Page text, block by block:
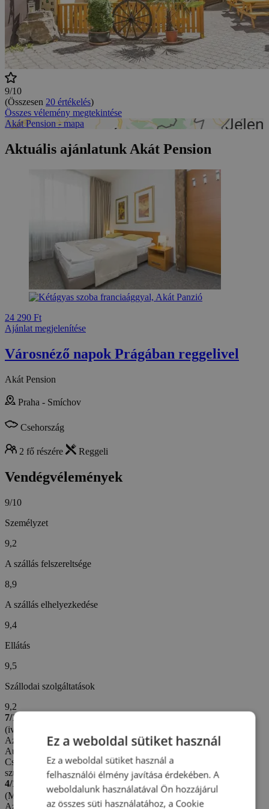
9/10
(Összesen 20 értékelés)
Összes vélemény megtekintése
Akát Pension - mapa
Aktuális ajánlatunk Akát Pension
24 290 Ft
Ajánlat megjelenítése
Városnéző napok Prágában reggelivel
Akát Pension
Praha - Smíchov
Csehország
2 fő részére Reggeli
Vendégvélemények
9/10
Személyzet
9,2
A szállás felszereltsége
8,9
A szállás elhelyezkedése
9,4
Ellátás
9,5
Szállodai szolgáltatások
9,2
7/10
(iveta V. -
Az értékelés létrehozva: 20. 6. 2026
Automatikus fordítás (
Csak egy éjszakát töltöttünk itt, reggelivel. Új ágyakra lenne
szükség. Nyikorognak a rugók.
4/10
(Miroslava S. -
Szlovákia)
Az értékelés létrehozva: 13. 5. 2025
Ez a weboldal sütiket használ
Ez a weboldal sütiket használ a
felhasználói élmény javítása érdekében. A
weboldalunk használatával Ön hozzájárul
az összes süti használatához, a Cookie